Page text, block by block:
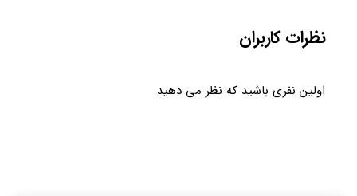
نظرات کاربران
اولین نفری باشید که نظر می دهید